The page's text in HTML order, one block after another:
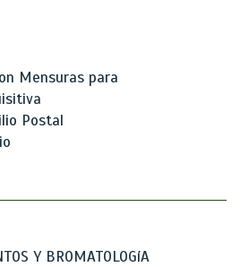
Mensuras para
Postal
Y BROMATOLOGíA